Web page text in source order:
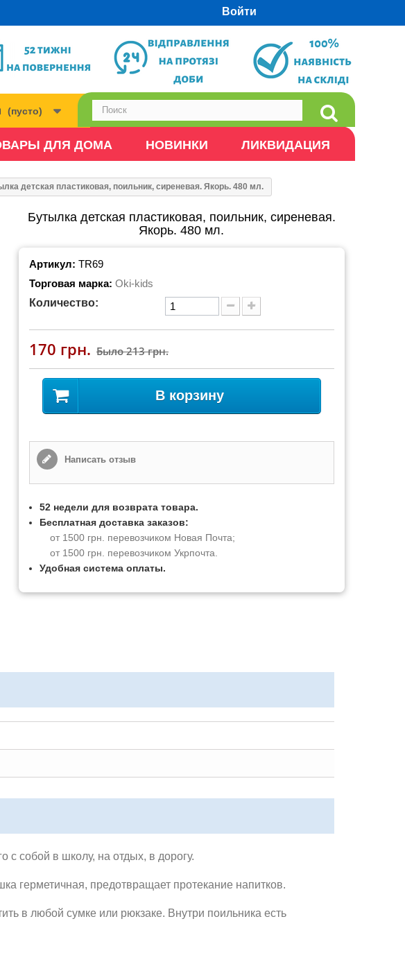
Войти
(пусто)
ДЛЯ ДОМА НОВИНКИ ЛИКВИДАЦИЯ
детская пластиковая, поильник, сиреневая. Якорь. 480 мл.
Бутылка детская пластиковая, поильник, сиреневая.
Якорь. 480 мл.
Артикул: TR69
Торговая марка: Oki-kids
Количество:
170 грн. Было213 грн.
В корзину
Написать отзыв
52 недели для возврата товара.
Бесплатная доставка заказов:
от 1500 грн. перевозчиком Новая Почта;
от 1500 грн. перевозчиком Укрпочта.
Удобная система оплаты.
с собой в школу, на отдых, в дорогу.
герметичная, предотвращает протекание напитков.
в любой сумке или рюкзаке. Внутри поильника есть